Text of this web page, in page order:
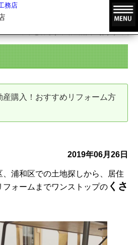
務店
ペットと暮らす不動産購入！おすすめリ
産購入！おすすめリフォーム方
2019年06月26日
、浦和区での土地探しから、居住
ォームまでワンストップの くさ